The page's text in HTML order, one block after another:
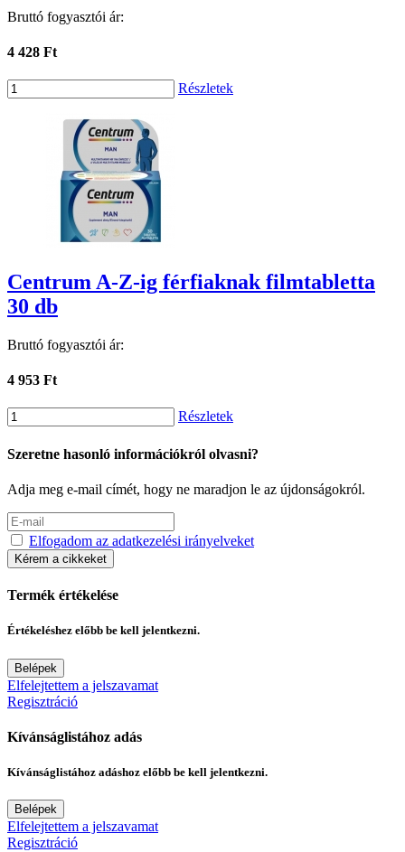
Bruttó fogyasztói ár:
4 428 Ft
Részletek
Centrum A-Z-ig férfiaknak filmtabletta
30 db
Bruttó fogyasztói ár:
4 953 Ft
Részletek
Szeretne hasonló információkról olvasni?
Adja meg e-mail címét, hogy ne maradjon le az újdonságokról.
Elfogadom az adatkezelési irányelveket
Kérem a cikkeket
Termék értékelése
Értékeléshez előbb be kell jelentkezni.
Belépek
Elfelejtettem a jelszavamat
Regisztráció
Kívánságlistához adás
Kívánságlistához adáshoz előbb be kell jelentkezni.
Belépek
Elfelejtettem a jelszavamat
Regisztráció